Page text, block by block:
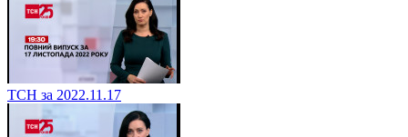
ТСН за 2022.11.17